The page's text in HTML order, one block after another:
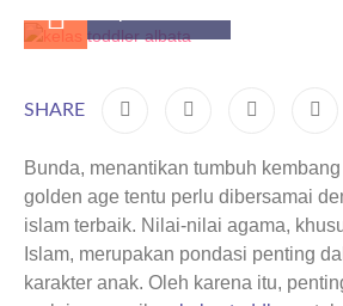
SHARE
Bunda, menantikan tumbuh
golden age tentu perlu dibersamai
islam terbaik. Nilai-nilai agama,
Islam, merupakan pondasi penting
karakter anak. Oleh karena itu,